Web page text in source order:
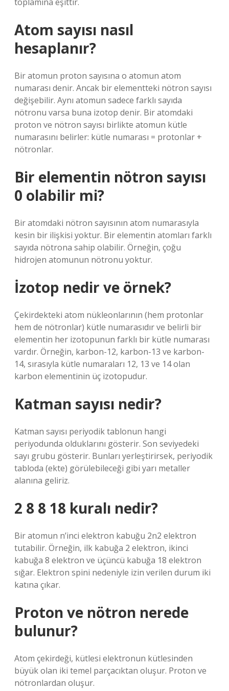
Atom sayısı nasıl
hesaplanır?
Bir atomun proton sayısına o atomun atom
numarası denir. Ancak bir elementteki nötron sayısı
değişebilir. Aynı atomun sadece farklı sayıda
nötronu varsa buna izotop denir. Bir atomdaki
proton ve nötron sayısı birlikte atomun kütle
numarasını belirler: kütle numarası = protonlar +
nötronlar.
Bir elementin nötron sayısı
0 olabilir mi?
Bir atomdaki nötron sayısının atom numarasıyla
kesin bir ilişkisi yoktur. Bir elementin atomları farklı
sayıda nötrona sahip olabilir. Örneğin, çoğu
hidrojen atomunun nötronu yoktur.
İzotop nedir ve örnek?
Çekirdekteki atom nükleonlarının (hem protonlar
hem de nötronlar) kütle numarasıdır ve belirli bir
elementin her izotopunun farklı bir kütle numarası
vardır. Örneğin, karbon-12, karbon-13 ve karbon-
14, sırasıyla kütle numaraları 12, 13 ve 14 olan
karbon elementinin üç izotopudur.
Katman sayısı nedir?
Katman sayısı periyodik tablonun hangi
periyodunda olduklarını gösterir. Son seviyedeki
sayı grubu gösterir. Bunları yerleştirirsek, periyodik
tabloda (ekte) görülebileceği gibi yarı metaller
alanına geliriz.
2 8 8 18 kuralı nedir?
Bir atomun n’inci elektron kabuğu 2n2 elektron
tutabilir. Örneğin, ilk kabuğa 2 elektron, ikinci
kabuğa 8 elektron ve üçüncü kabuğa 18 elektron
sığar. Elektron spini nedeniyle izin verilen durum iki
katına çıkar.
Proton ve nötron nerede
bulunur?
Atom çekirdeği, kütlesi elektronun kütlesinden
büyük olan iki temel parçacıktan oluşur. Proton ve
nötronlardan oluşur.